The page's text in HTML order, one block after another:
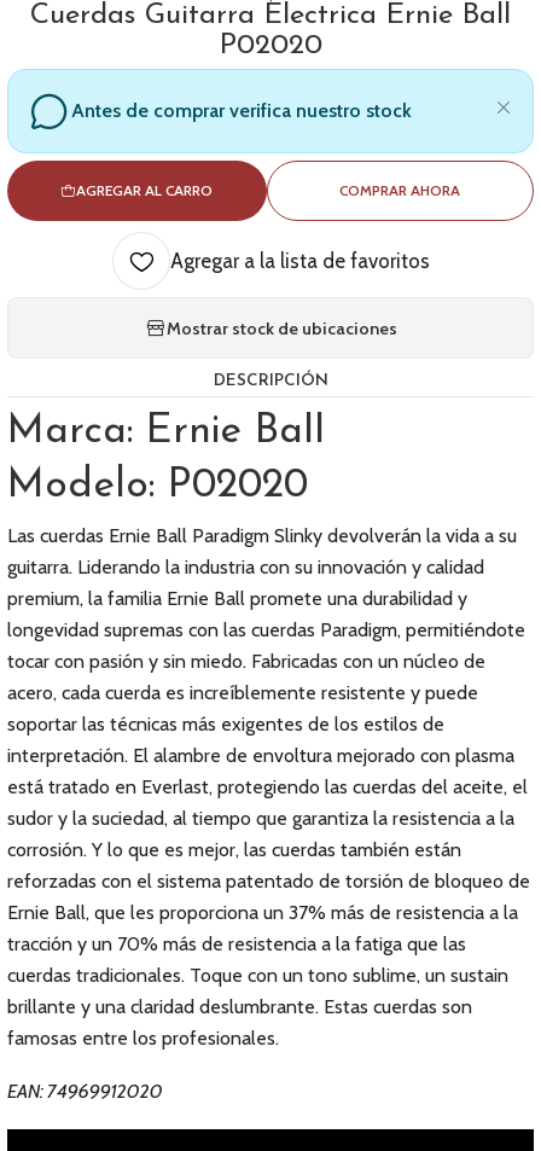
Cuerdas Guitarra Electrica Ernie Ball
P02020
Antes de comprar verifica nuestro stock
AGREGAR AL CARRO COMPRAR AHORA
Agregar a la lista de favoritos
Mostrar stock de ubicaciones
DESCRIPCIÓN
Marca: Ernie Ball
Modelo: P02020
Las cuerdas Ernie Ball Paradigm Slinky devolverán la vida a su
guitarra. Liderando la industria con su innovación y calidad
premium, la familia Ernie Ball promete una durabilidad y
longevidad supremas con las cuerdas Paradigm, permitiéndote
tocar con pasión y sin miedo. Fabricadas con un núcleo de
acero, cada cuerda es increíblemente resistente y puede
soportar las técnicas más exigentes de los estilos de
interpretación. El alambre de envoltura mejorado con plasma
está tratado en Everlast, protegiendo las cuerdas del aceite, el
sudor y la suciedad, al tiempo que garantiza la resistencia a la
corrosión. Y lo que es mejor, las cuerdas también están
reforzadas con el sistema patentado de torsión de bloqueo de
Ernie Ball, que les proporciona un 37% más de resistencia a la
tracción y un 70% más de resistencia a la fatiga que las
cuerdas tradicionales. Toque con un tono sublime, un sustain
brillante y una claridad deslumbrante. Estas cuerdas son
famosas entre los profesionales.
EAN: 74969912020